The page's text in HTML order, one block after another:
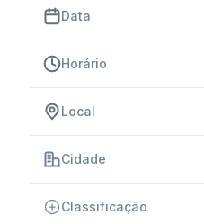
Data
Horário
Local
Cidade
Classificação